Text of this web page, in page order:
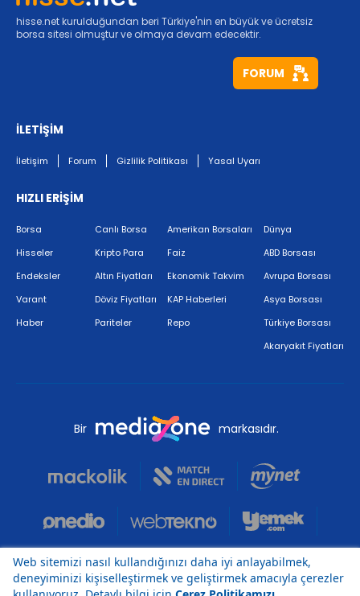
hisse.net kurulduğundan beri Türkiye'nin en büyük ve ücretsiz
borsa sitesi olmuştur ve olmaya devam edecektir.
FORUM
İLETİŞİM
İletişim Forum Gizlilik Politikası Yasal Uyarı
HIZLI ERİŞİM
Borsa
Hisseler
Endeksler
Varant
Haber
Canlı Borsa
Kripto Para
Altın Fiyatları
Döviz Fiyatları
Pariteler
Amerikan Borsaları
Faiz
Ekonomik Takvim
KAP Haberleri
Repo
Dünya
ABD Borsası
Avrupa Borsası
Asya Borsası
Türkiye Borsası
Akaryakıt Fiyatları
Bir markasıdır.